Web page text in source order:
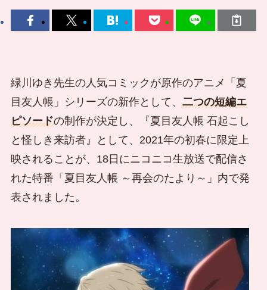
緑川ゆき先生の人気コミックが原作のアニメ「夏
目友人帳」シリーズの新作として、 二つの短編エ
ピソードの制作が決定し、『夏目友人帳 石起こし
と怪しき来訪者』として、2021年の初春に限定上
映されることが、18日にニコニコ生放送で配信さ
れた特番「夏目友人帳 ～再会のたより～」内で発
表されました。